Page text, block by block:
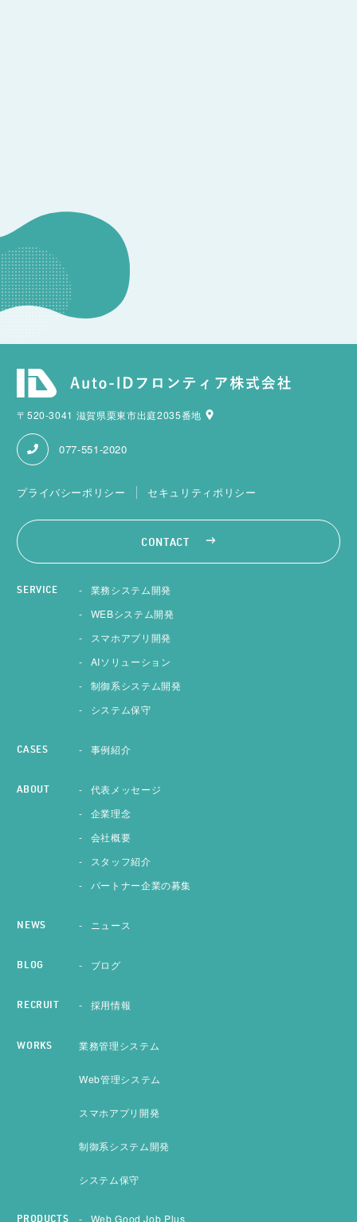
〒520-3041 滋賀県栗東市出庭2035番地
077-551-2020
プライバシーポリシー セキュリティポリシー
CONTACT
SERVICE
業務システム開発
WEBシステム開発
スマホアプリ開発
AIソリューション
制御系システム開発
システム保守
CASES 事例紹介
ABOUT
代表メッセージ
企業理念
会社概要
スタッフ紹介
パートナー企業の募集
NEWS ニュース
BLOG ブログ
RECRUIT 採用情報
WORKS 業務管理システム
Web管理システム
スマホアプリ開発
制御系システム開発
システム保守
Web Good Job Plus